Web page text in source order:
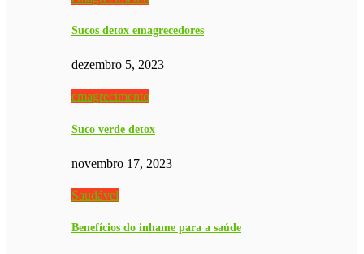
Sucos detox emagrecedores
dezembro 5, 2023
emagrecimento
Suco verde detox
novembro 17, 2023
Saudável
Benefícios do inhame para a saúde